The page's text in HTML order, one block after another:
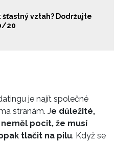
vztah? Dodržujte
20
je najít společné
stranám. Je důležité,
pocit, že musí
tlačit na pilu. Když se